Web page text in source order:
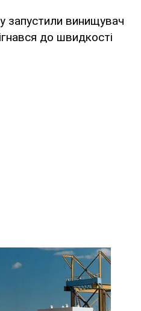
запустили винищувач
до швидкості